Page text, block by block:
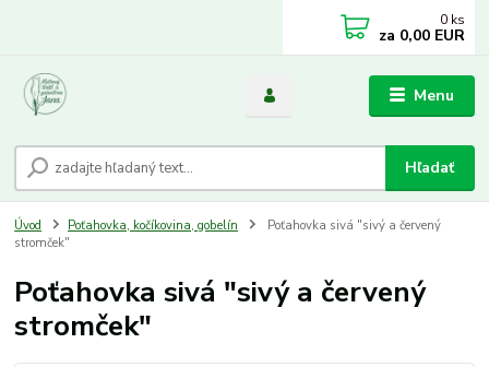
Menu
Hľadať
0 ks
za 0,00 EUR
Úvod Poťahovka, kočíkovina, gobelín
Poťahovka sivá "sivý a červený
stromček"
Poťahovka sivá "sivý a červený
stromček"